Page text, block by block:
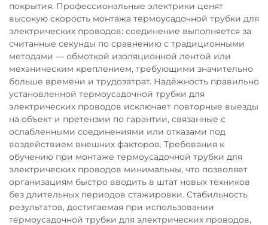
покрытия. Профессиональные электрики ценят
высокую скорость монтажа термоусадочной трубки для
электрических проводов: соединение выполняется за
считанные секунды по сравнению с традиционными
методами — обмоткой изоляционной лентой или
механическим креплением, требующими значительно
больше времени и трудозатрат. Надёжность правильно
установленной термоусадочной трубки для
электрических проводов исключает повторные выезды
на объект и претензии по гарантии, связанные с
ослабленными соединениями или отказами под
воздействием внешних факторов. Требования к
обучению при монтаже термоусадочной трубки для
электрических проводов минимальны, что позволяет
организациям быстро вводить в штат новых техников
без длительных периодов стажировки. Стабильность
результатов, достигаемая при использовании
термоусадочной трубки для электрических проводов,